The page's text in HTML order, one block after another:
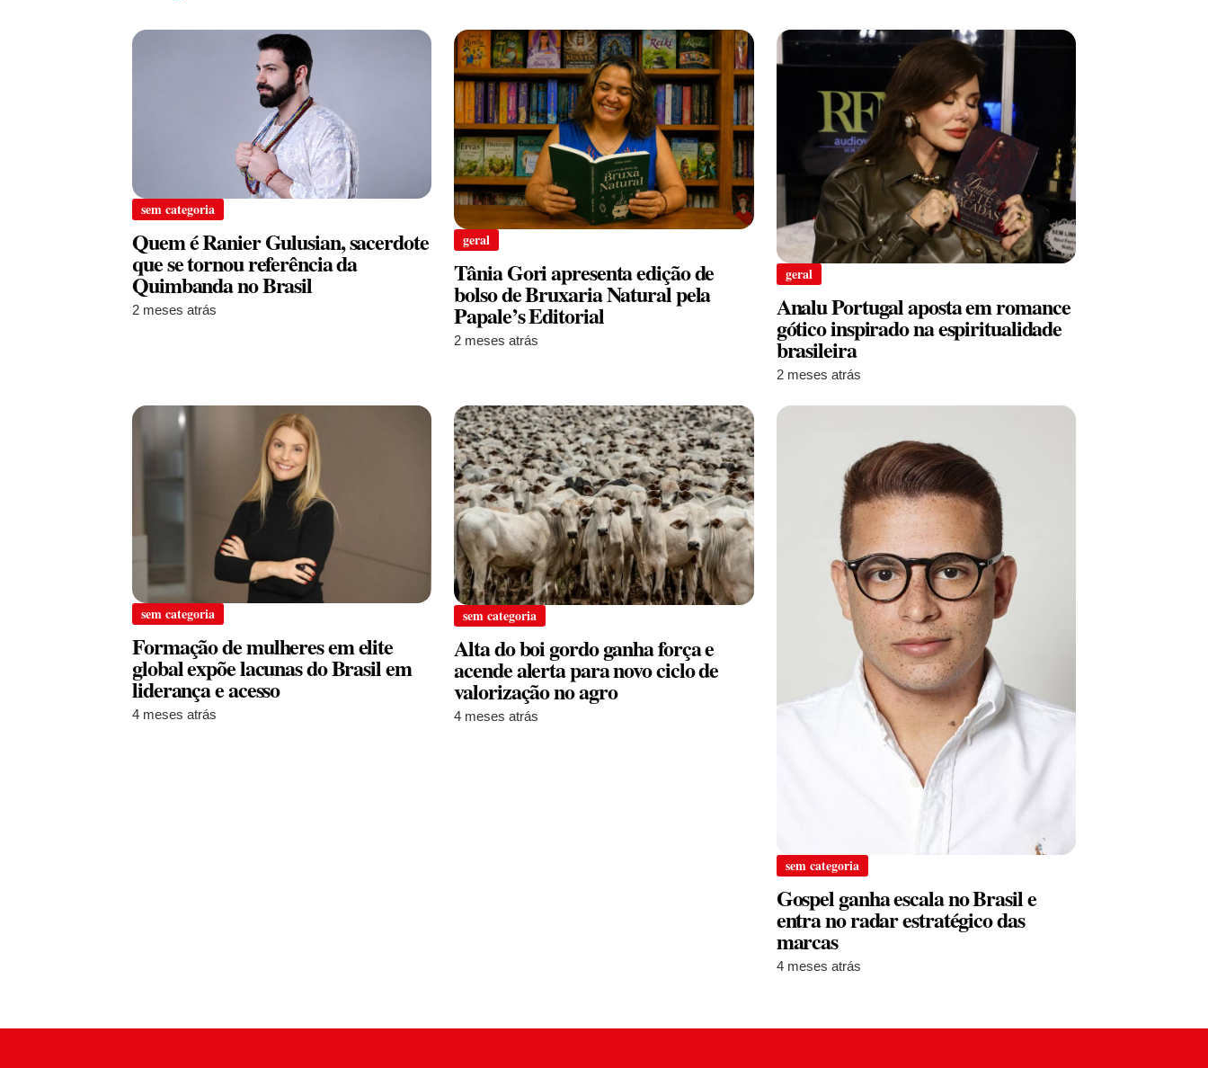
sem categoria
Quem é Ranier Gulusian, sacerdote
que se tornou referência da
Quimbanda no Brasil
2 meses atrás
geral
Tânia Gori apresenta edição de
bolso de Bruxaria Natural pela
Papale’s Editorial
2 meses atrás
geral
Analu Portugal aposta em romance
gótico inspirado na espiritualidade
brasileira
2 meses atrás
sem categoria
Formação de mulheres em elite
global expõe lacunas do Brasil em
liderança e acesso
4 meses atrás
sem categoria
Alta do boi gordo ganha força e
acende alerta para novo ciclo de
valorização no agro
4 meses atrás
sem categoria
Gospel ganha escala no Brasil e
entra no radar estratégico das
marcas
4 meses atrás